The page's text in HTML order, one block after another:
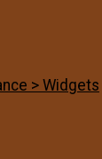
> Widgets